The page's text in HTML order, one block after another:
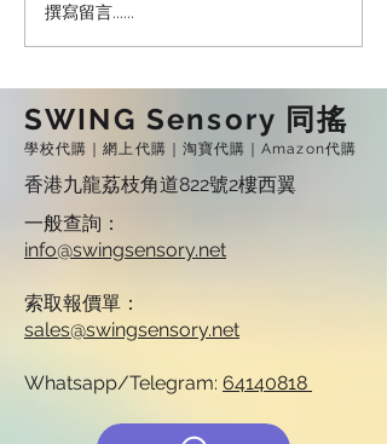
做嘢做到攰 就會想郁身郁
勢？
撰寫留言......
SWING Sensory 同搖
學校代購｜網上代購｜淘寶代購｜Amazon代購
香港九龍荔枝角道822號2樓西翼
一般查詢：
info@swingsensory.net
​索取報價單：
sales@swingsensory.net
Whatsapp/Telegram: 64140818